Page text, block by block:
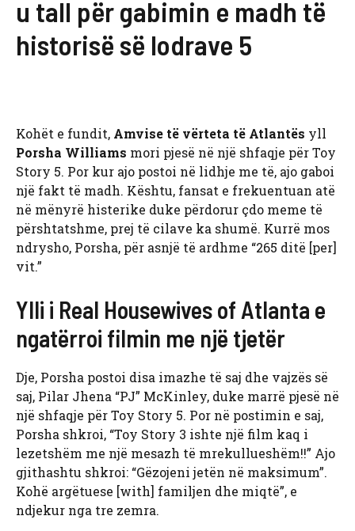
u tall për gabimin e madh të
historisë së lodrave 5
Kohët e fundit, Amvise të vërteta të Atlantës yll
Porsha Williams mori pjesë në një shfaqje për Toy
Story 5. Por kur ajo postoi në lidhje me të, ajo gaboi
një fakt të madh. Kështu, fansat e frekuentuan atë
në mënyrë histerike duke përdorur çdo meme të
përshtatshme, prej të cilave ka shumë. Kurrë mos
ndrysho, Porsha, për asnjë të ardhme “265 ditë [per]
vit.”
Ylli i Real Housewives of Atlanta e
ngatërroi filmin me një tjetër
Dje, Porsha postoi disa imazhe të saj dhe vajzës së
saj, Pilar Jhena “PJ” McKinley, duke marrë pjesë në
një shfaqje për Toy Story 5. Por në postimin e saj,
Porsha shkroi, “Toy Story 3 ishte një film kaq i
lezetshëm me një mesazh të mrekullueshëm!!” Ajo
gjithashtu shkroi: “Gëzojeni jetën në maksimum”.
Kohë argëtuese [with] familjen dhe miqtë”, e
ndjekur nga tre zemra.